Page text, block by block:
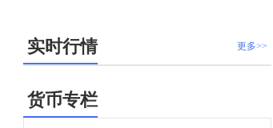
更多>>
实时行情
货币专栏